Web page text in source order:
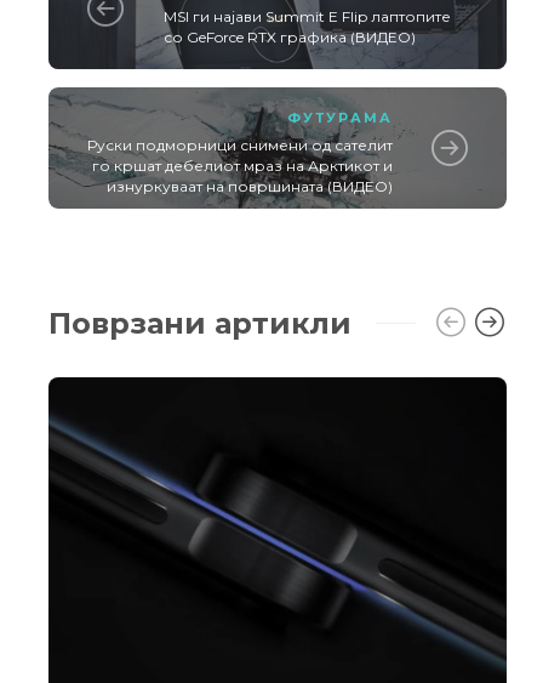
MSI ги најави Summit E Flip лаптопите
со GeForce RTX графика (ВИДЕО)
ФУТУРАМА
Руски подморници снимени од сателит
го кршат дебелиот мраз на Арктикот и
изнуркуваат на површината (ВИДЕО)
Поврзани артикли